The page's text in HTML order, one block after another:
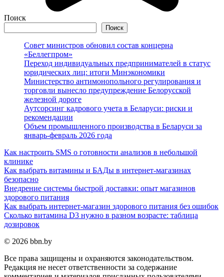
Поиск
Поиск
Совет министров обновил состав концерна
«Беллегпром»
Переход индивидуальных предпринимателей в статус
юридических лиц: итоги Минэкономики
Министерство антимонопольного регулирования и
торговли вынесло предупреждение Белорусской
железной дороге
Аутсорсинг кадрового учета в Беларуси: риски и
рекомендации
Объем промышленного производства в Беларуси за
январь-февраль 2026 года
Как настроить SMS о готовности анализов в небольшой
клинике
Как выбрать витамины и БАДы в интернет-магазинах
безопасно
Внедрение системы быстрой доставки: опыт магазинов
здорового питания
Как выбрать интернет-магазин здорового питания без ошибок
Сколько витамина D3 нужно в разном возрасте: таблица
дозировок
© 2026 bbn.by
Все права защищены и охраняются законодательством.
Редакция не несет ответственности за содержание